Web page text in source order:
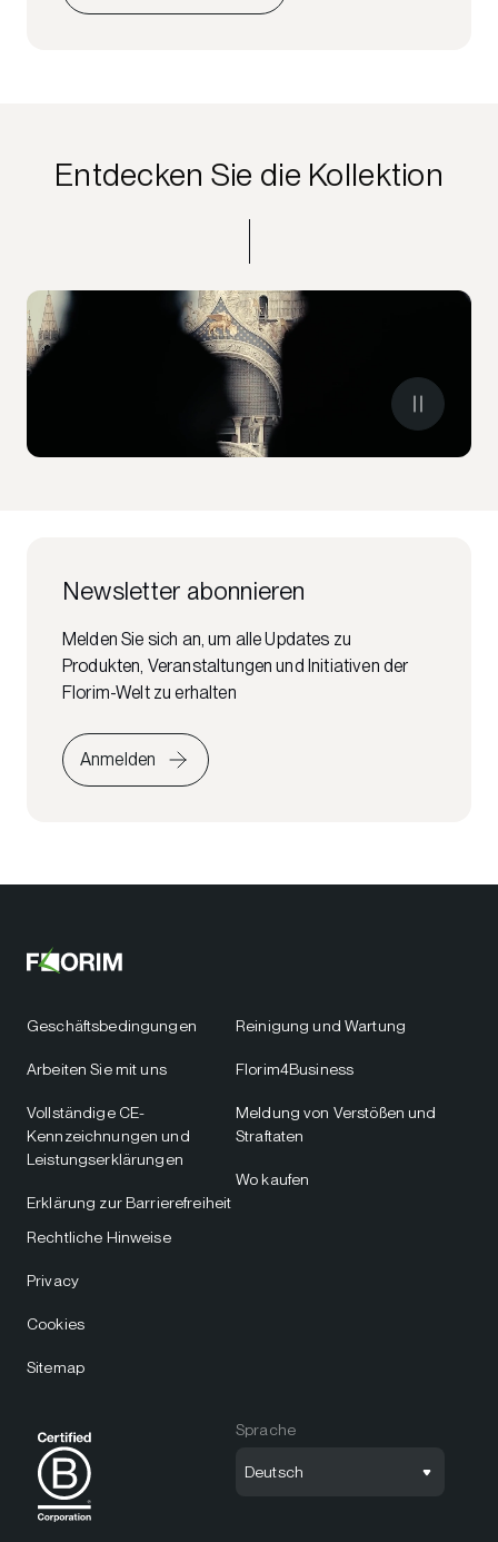
Entdecken Sie die Kollektion
Newsletter abonnieren
Melden Sie sich an, um alle Updates zu
Produkten, Veranstaltungen und Initiativen der
Florim-Welt zu erhalten
Anmelden
Geschäftsbedingungen
Arbeiten Sie mit uns
Vollständige CE-
Kennzeichnungen und
Leistungserklärungen
Erklärung zur Barrierefreiheit
Reinigung und Wartung
Florim4Business
Meldung von Verstößen und
Straftaten
Wo kaufen
Rechtliche Hinweise
Privacy
Cookies
Sitemap
Sprache
Deutsch